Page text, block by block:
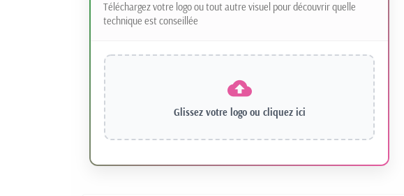
Téléchargez votre logo ou tout autre visuel pour découvrir quelle
technique est conseillée
Glissez votre logo ou cliquez ici